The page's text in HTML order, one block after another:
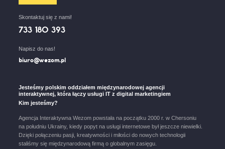
Skontaktuj się z nami!
733 180 393
Napisz do nas!
biuro@wezom.pl
Jesteśmy polskim oddziałem międzynarodowej agencji
interaktywnej, która łączy usługi IT z digital marketingiem
Kim jesteśmy?
Agencja Interaktywna Wezom powstała na początku 2000 r. w Chersoniu
na południu Ukrainy, kiedy popyt na usługi internetowe był jeszcze niewielki.
Dzięki połączeniu pasji, kreatywności i miłości do nowych technologii
staliśmy się międzynarodową firmą o globalnym zasięgu.